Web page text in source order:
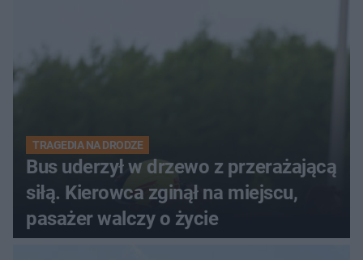
TRAGEDIA NA DRODZE
Bus uderzył w drzewo z przerażającą
siłą. Kierowca zginął na miejscu,
pasażer walczy o życie